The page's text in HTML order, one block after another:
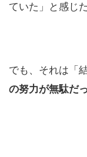
ていた」と感じ
でも、それは「
の努力が無駄だ